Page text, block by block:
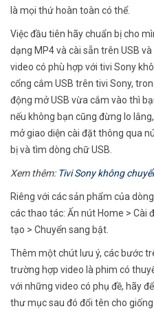
là mọi thứ hoàn toàn có thể.
Việc đầu tiên hãy chuẩn bị cho
dạng MP4 và cài sẵn trên USB
video có phù hợp với tivi Sony
cổng cắm USB trên tivi Sony,
động mở USB vừa cắm vào thì
nếu không bạn cũng đừng lo
mở giao diện cài đặt thông qua
bị và tìm dòng chữ USB.
Xem thêm: Tivi Sony không
Riêng với các sản phẩm của
các thao tác: Ấn nút Home > Cài
tạo > Chuyển sang bật.
Thêm một chút lưu ý, các bước
trường hợp video là phim có
với những video có phụ đề, hãy
thư mục sau đó đổi tên cho